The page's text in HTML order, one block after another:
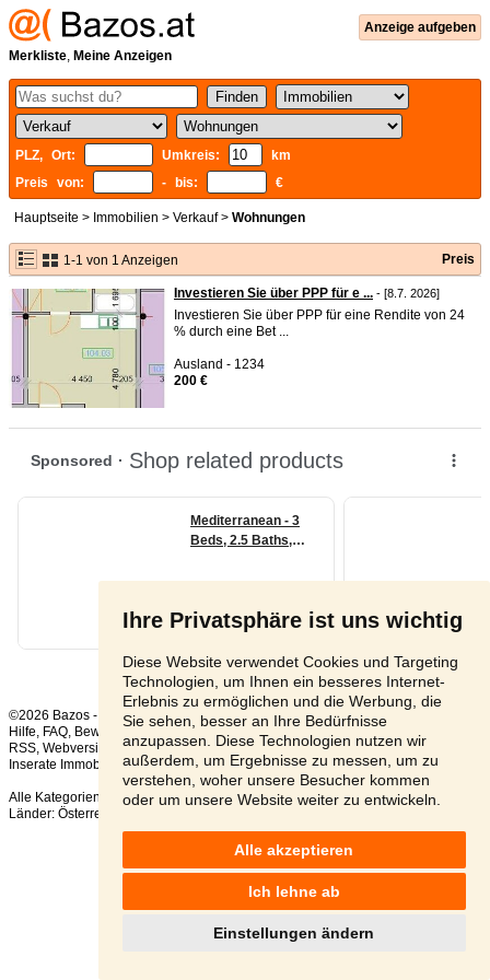
Ihre Privatsphäre ist uns wichtig
Diese Website verwendet Cookies und Targeting
Technologien, um Ihnen ein besseres Internet-
Erlebnis zu ermöglichen und die Werbung, die
Sie sehen, besser an Ihre Bedürfnisse
anzupassen. Diese Technologien nutzen wir
außerdem, um Ergebnisse zu messen, um zu
verstehen, woher unsere Besucher kommen
oder um unsere Website weiter zu entwickeln.
Alle akzeptieren
Ich lehne ab
Einstellungen ändern
Anzeige aufgeben
Merkliste, Meine Anzeigen
PLZ, Ort: Umkreis:
km
Preis von:
- bis: €
Hauptseite > Immobilien > Verkauf> Wohnungen
1-1 von 1 Anzeigen Preis
Investieren Sie über PPP für e ... - [8.7. 2026]
Investieren Sie über PPP für eine Rendite von 24
% durch eine Bet ...
Ausland - 1234
200 €
©2026 Bazos -
Kleinanzeigen, Bazar Wohnungen
Hilfe, FAQ, Bewertung , Nutzungsbedingungen Datenschutzerklärung
RSS,
Inserate Immobilien gesamt:20, in 24 Stunden:1
Alle Kategorien
Beliebte Suchen
Länder: Österreich